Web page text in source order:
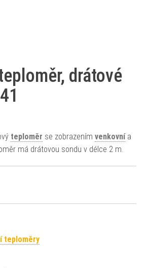
drátové
teploměr se zobrazením venkovnía
má drátovou sondu v délce 2 m.
teploměry